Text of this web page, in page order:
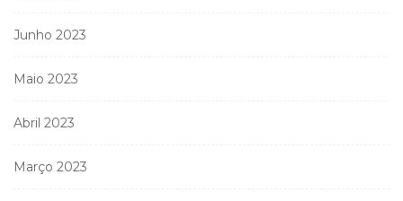
Junho 2023
Maio 2023
Abril 2023
Março 2023